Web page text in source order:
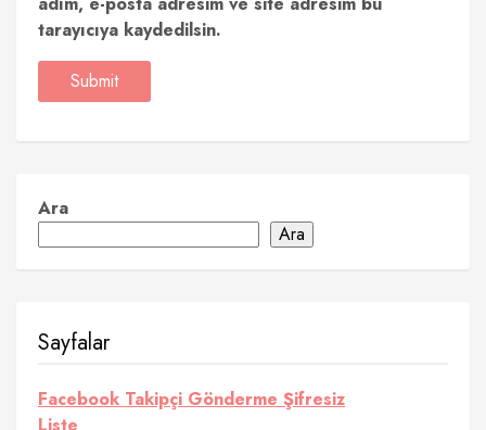
tarayıcıya kaydedilsin.
Ara
Ara
Sayfalar
Facebook Takipçi Gönderme Şifresiz